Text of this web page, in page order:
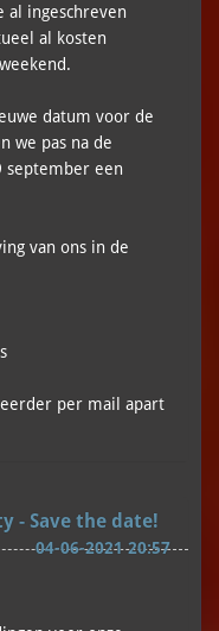
al ingeschreven
al kosten
datum voor de
we pas na de
september een
van ons in de
per mail apart
- Save the date!
04-06-2021 20:57